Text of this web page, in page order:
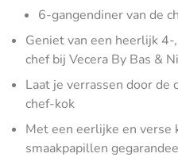
6-gangendiner van de
Geniet van een heerlijk
chef bij Vecera By Bas &
Laat je verrassen door de
chef-kok
Met een eerlijke en verse
smaakpapillen